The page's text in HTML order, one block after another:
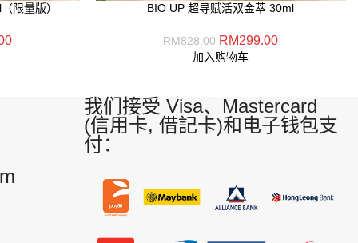
限量版） BIO UP 超导赋活双金萃 30ml
RM828.00 RM299.00
加入购物车
我们接受 Visa、Mastercard
(信用卡, 借記卡)和电子钱包支
付：